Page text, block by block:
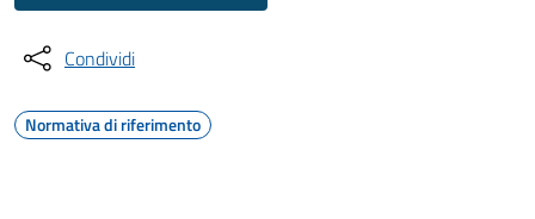
Condividi
Normativa di riferimento